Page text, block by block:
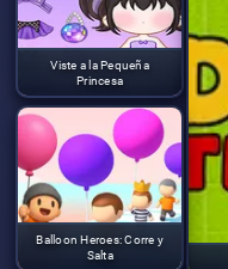
Viste a la Pequeña
Princesa
Balloon Heroes: Corre y
Salta